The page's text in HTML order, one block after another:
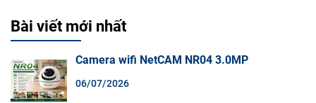
Bài viết mới nhất
Camera wifi NetCAM NR04 3.0MP
06/07/2026